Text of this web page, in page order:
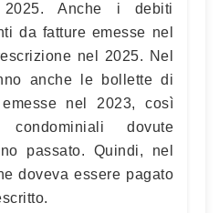
2025. Anche i debiti
da fatture emesse nel
nel 2025. Nel
anche le bollette di
nel 2023, così
dovute
passato. Quindi, nel
doveva essere pagato